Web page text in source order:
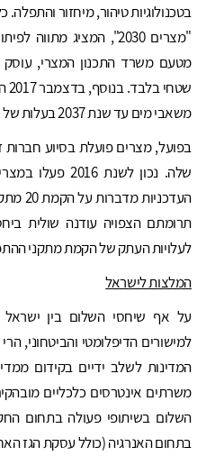
בטכנולוגיות טיהור, מיחזור
מטעם משרד התכנון המצרי,
משאבי מים עד שנת 2037 בעלות של 51 מיליארד דולר.
בפועל, מצרים פועלת בסיוע
תרומתם הצפויה עודנה שולית
לעלויות העתק של הקמת מתקני
המלצות לישראל
על אף שיחסי השלום בין
למישורים הדיפלומטי והביטחוני,
המדינות לשלב ידיים בקידום
משרתים אינטרסים כלכליים
בתחום האנרגיה (כולל עסקת הגז